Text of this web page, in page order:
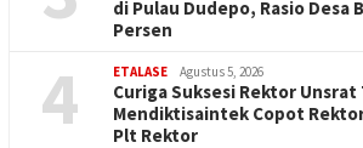
di Pulau Dudepo, Rasio Desa
Persen
4 ETALASE Agustus 5, 2026
Curiga Suksesi Rektor Unsrat
Mendiktisaintek Copot
Plt Rektor